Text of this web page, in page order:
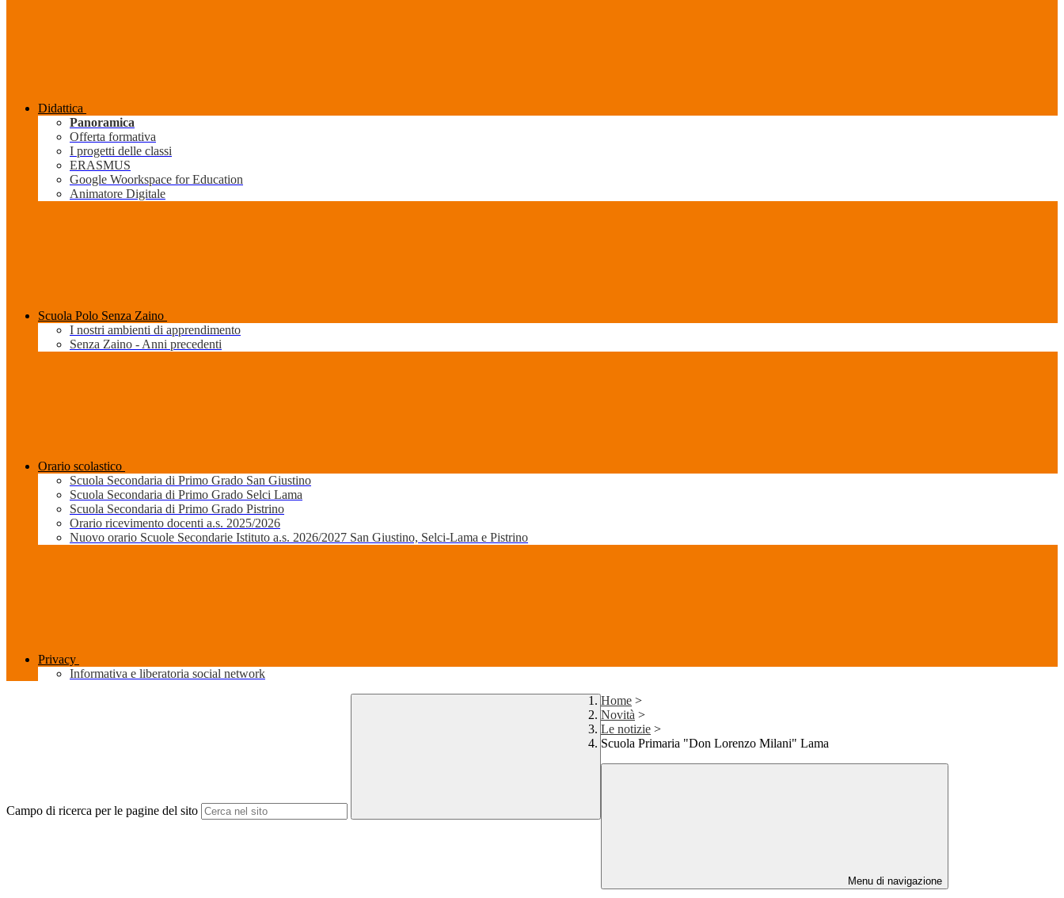
Didattica
Panoramica
Offerta formativa
I progetti delle classi
ERASMUS
Google Woorkspace for Education
Animatore Digitale
Scuola Polo Senza Zaino
I nostri ambienti di apprendimento
Senza Zaino - Anni precedenti
Orario scolastico
Scuola Secondaria di Primo Grado San Giustino
Scuola Secondaria di Primo Grado Selci Lama
Scuola Secondaria di Primo Grado Pistrino
Orario ricevimento docenti a.s. 2025/2026
Nuovo orario Scuole Secondarie Istituto a.s. 2026/2027 San Giustino, Selci-Lama e Pistrino
Privacy
Informativa e liberatoria social network
Campo di ricerca per le pagine del sito
Home >
Novità >
Le notizie >
Scuola Primaria "Don Lorenzo Milani" Lama
Menu di navigazione